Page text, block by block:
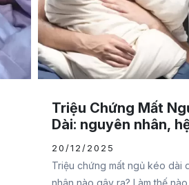
Triệu Chứng Mất
Dài: nguyên nhân,
cách khắc phục
20/12/2025
Triệu chứng mất ngủ kéo dài